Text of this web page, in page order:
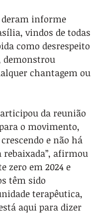
deram informe
vindos de todas
como desrespeito
demonstrou
chantagem ou
da reunião
o movimento,
e não há
rebaixada”, afirmou
zero em 2024 e
têm sido
terapêutica,
aqui para dizer